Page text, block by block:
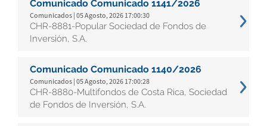
Comunicado Comunicado 1141/2026
Comunicados | 05 Agosto, 2026 17:00:30
CHR-8881-Popular Sociedad de Fondos de
Inversión, S.A.
Comunicado Comunicado 1140/2026
Comunicados | 05 Agosto, 2026 17:00:28
CHR-8880-Multifondos de Costa Rica, Sociedad
de Fondos de Inversión, S.A.